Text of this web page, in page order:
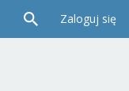
Zaloguj się